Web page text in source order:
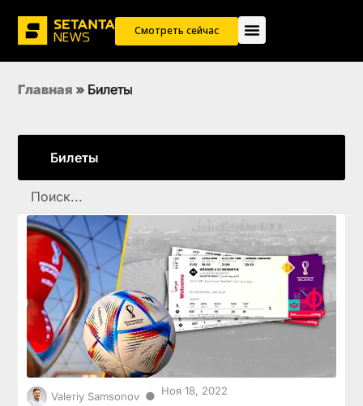
Смотреть сейчас
Главная » Билеты
Билеты
Valeriy Samsonov ● Ноя 18, 2022